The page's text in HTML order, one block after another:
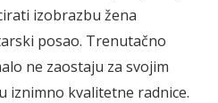
izobrazbu žena
posao. Trenutačno
ne zaostaju za svojim
iznimno kvalitetne radnice.